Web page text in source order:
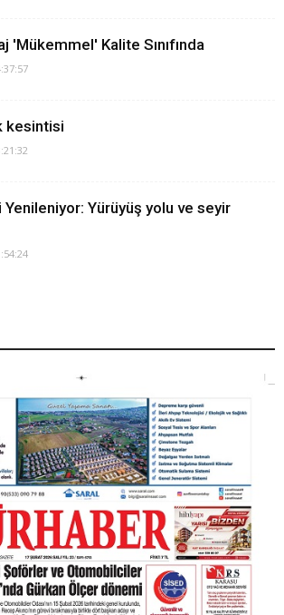
'Mükemmel' Kalite Sınıfında
kesintisi
Yürüyüş yolu ve seyir